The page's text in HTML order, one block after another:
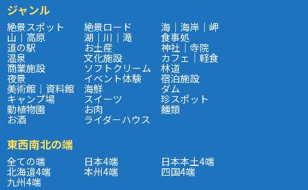
ジャンル
絶景スポット 絶景ロード 海｜海岸｜岬
山｜高原 湖｜川｜滝 食事処
道の駅 お土産 神社｜寺院
温泉 文化施設 カフェ｜軽食
商業施設 ソフトクリーム 林道
夜景 イベント体験 宿泊施設
美術館｜資料館 海鮮 ダム
キャンプ場 スイーツ 珍スポット
動植物園 お肉 麺類
お酒 ライダーハウス
東西南北の端
全ての端 日本4端 日本本土4端
北海道4端 本州4端 四国4端
九州4端